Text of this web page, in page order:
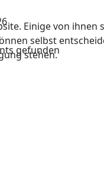
gefunden
Einige von
selbst
stehen.